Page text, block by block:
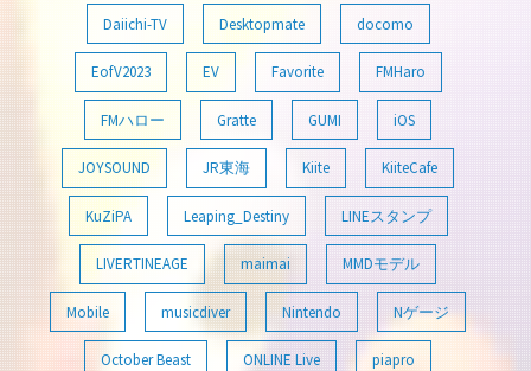
Daiichi-TV Desktopmate docomo
EofV2023 EV Favorite FMHaro
FMハロー Gratte GUMI iOS
JOYSOUND JR東海 Kiite KiiteCafe
KuZiPA Leaping_Destiny LINEスタンプ
LIVERTINEAGE maimai MMDモデル
Mobile musicdiver Nintendo Nゲージ
October Beast ONLINE Live piapro